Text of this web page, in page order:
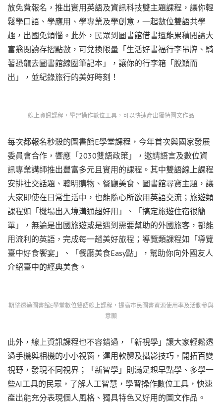
放免費報名，推出實用英語及資訊科技雙主題課程，讓你輕
鬆學口語、學應用、學專業及學創意，一起數位雙語共學
趣，出國免煩惱。此外，民眾到圖書館借書還能累積閱讀大
富翁閱讀存摺點數，可兌換限量「生活好書福行李吊牌、騎
著恐龍去圖書館線圈筆記本」，讓你的行李箱「脫穎而
出」，並紀錄旅行的美好時刻！
線上資訊課程，學習操作數位工具，可以快速產出獨特圖文作品
每次都報名秒殺的圖書館E學堂課程，今年首次與國家發展
委員會合作，響應「2030雙語政策」，邀請語言及數位資
訊專業講師推出豐富多元且實用的課程。其中雙語線上課程
安排社交話題、聰明購物、餐廳美食、圖書館尋寶主題，讓
大家即使在日常生活中，也能隨心所欲用英語交流；旅遊類
課程如「機場出入境溝通超好用」、「搞定旅遊住宿很簡
單」，無論是出國旅遊或是遇到需要幫助的外國旅客，都能
用流利的英語，完成每一趟美好旅程；導覽類課程如「導覽
臺中好食饗宴」、「餐廳美食Easy點」，幫助你向外國友人
介紹臺中的經典美食。
期望透過圖書館E學堂數位雙語線上課程，提高市民圖書資源使用率及活動參與
意願
此外，線上資訊課程也不容錯過，「新視學」讓大家輕鬆透
過手機與相機的小小視窗，運用軟體及攝影技巧，開拓百變
視野，發現不同視界；「新智學」則滿足想早點學、多學一
些AI工具的民眾，了解人工智慧，學習操作數位工具，快速
產出能充分表現個人風格、獨具特色又好用的圖文作品。